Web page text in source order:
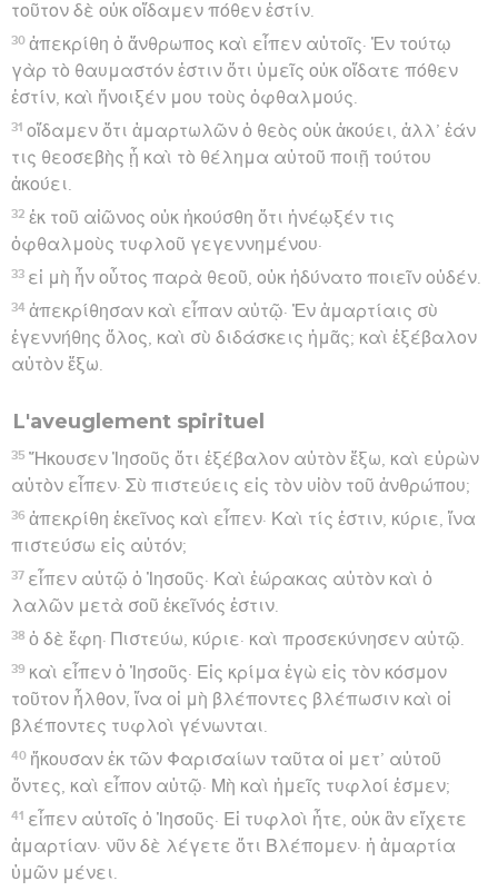
τοῦτον δὲ οὐκ οἴδαμεν πόθεν ἐστίν.
30 ἀπεκρίθη ὁ ἄνθρωπος καὶ εἶπεν αὐτοῖς· Ἐν τούτῳ
γὰρ τὸ θαυμαστόν ἐστιν ὅτι ὑμεῖς οὐκ οἴδατε πόθεν
ἐστίν, καὶ ἤνοιξέν μου τοὺς ὀφθαλμούς.
31 οἴδαμεν ὅτι ἁμαρτωλῶν ὁ θεὸς οὐκ ἀκούει, ἀλλ’ ἐάν
τις θεοσεβὴς ᾖ καὶ τὸ θέλημα αὐτοῦ ποιῇ τούτου
ἀκούει.
32 ἐκ τοῦ αἰῶνος οὐκ ἠκούσθη ὅτι ἠνέῳξέν τις
ὀφθαλμοὺς τυφλοῦ γεγεννημένου·
33 εἰ μὴ ἦν οὗτος παρὰ θεοῦ, οὐκ ἠδύνατο ποιεῖν οὐδέν.
34 ἀπεκρίθησαν καὶ εἶπαν αὐτῷ· Ἐν ἁμαρτίαις σὺ
ἐγεννήθης ὅλος, καὶ σὺ διδάσκεις ἡμᾶς; καὶ ἐξέβαλον
αὐτὸν ἔξω.
L'aveuglement spirituel
35 Ἤκουσεν Ἰησοῦς ὅτι ἐξέβαλον αὐτὸν ἔξω, καὶ εὑρὼν
αὐτὸν εἶπεν· Σὺ πιστεύεις εἰς τὸν υἱὸν τοῦ ἀνθρώπου;
36 ἀπεκρίθη ἐκεῖνος καὶ εἶπεν· Καὶ τίς ἐστιν, κύριε, ἵνα
πιστεύσω εἰς αὐτόν;
37 εἶπεν αὐτῷ ὁ Ἰησοῦς· Καὶ ἑώρακας αὐτὸν καὶ ὁ
λαλῶν μετὰ σοῦ ἐκεῖνός ἐστιν.
38 ὁ δὲ ἔφη· Πιστεύω, κύριε· καὶ προσεκύνησεν αὐτῷ.
39 καὶ εἶπεν ὁ Ἰησοῦς· Εἰς κρίμα ἐγὼ εἰς τὸν κόσμον
τοῦτον ἦλθον, ἵνα οἱ μὴ βλέποντες βλέπωσιν καὶ οἱ
βλέποντες τυφλοὶ γένωνται.
40 ἤκουσαν ἐκ τῶν Φαρισαίων ταῦτα οἱ μετ’ αὐτοῦ
ὄντες, καὶ εἶπον αὐτῷ· Μὴ καὶ ἡμεῖς τυφλοί ἐσμεν;
41 εἶπεν αὐτοῖς ὁ Ἰησοῦς· Εἰ τυφλοὶ ἦτε, οὐκ ἂν εἴχετε
ἁμαρτίαν· νῦν δὲ λέγετε ὅτι Βλέπομεν· ἡ ἁμαρτία
ὑμῶν μένει.